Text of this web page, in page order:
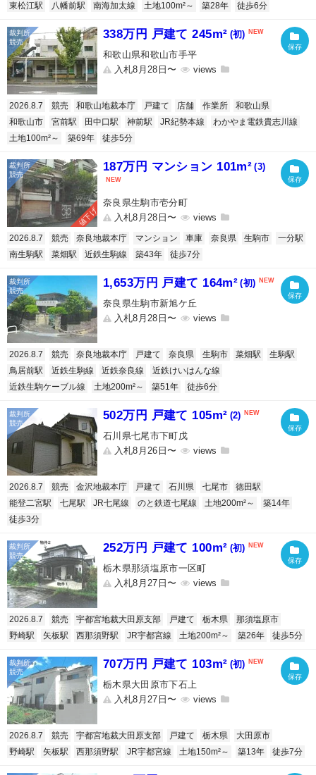
東松江駅
八幡前駅 南海加太線 土地100m²～ 築28年 徒歩6分
338万円 戸建て 245m² (初)
和歌山県和歌山市手平
入札8月28日〜
2026.8.7 競売 和歌山地裁本庁 戸建て 店舗 作業所
和歌山県
和歌山市
宮前駅 田中口駅 神前駅 JR紀勢本線
わかやま電鉄貴志川線
土地100m²～
築69年 徒歩5分
値下げ
187万円 マンション 101m² (3)
奈良県生駒市壱分町
入札8月28日〜
2026.8.7 競売 奈良地裁本庁 マンション 車庫 奈良県 生駒市
一分駅
南生駒駅
菜畑駅 近鉄生駒線 築43年 徒歩7分
1,653万円 戸建て 164m² (初)
奈良県生駒市新旭ケ丘
入札8月28日〜
2026.8.7 競売 奈良地裁本庁 戸建て 奈良県 生駒市 菜畑駅
生駒駅
鳥居前駅
近鉄生駒線 近鉄奈良線
近鉄けいはんな線
近鉄生駒ケーブル線
土地200m²～ 築51年 徒歩6分
502万円 戸建て 105m² (2)
石川県七尾市下町戊
入札8月26日〜
2026.8.7 競売 金沢地裁本庁 戸建て 石川県 七尾市
徳田駅
能登二宮駅
七尾駅 JR七尾線 のと鉄道七尾線 土地200m²～
築14年
徒歩3分
252万円 戸建て 100m² (初)
栃木県那須塩原市一区町
入札8月27日〜
2026.8.7 競売 宇都宮地裁大田原支部 戸建て 栃木県
那須塩原市
野崎駅
矢板駅 西那須野駅 JR宇都宮線 土地200m²～ 築26年 徒歩5分
707万円 戸建て 103m² (初)
栃木県大田原市下石上
入札8月27日〜
2026.8.7 競売 宇都宮地裁大田原支部 戸建て 栃木県
大田原市
野崎駅
矢板駅 西那須野駅 JR宇都宮線 土地150m²～ 築13年 徒歩7分